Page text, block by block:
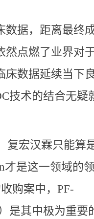
数据，距离最终
然点燃了业界对
床数据延续当下
技术的结合无疑
复宏汉霖只能算
才是这一领域的
购案中，PF-
是其中极为重要